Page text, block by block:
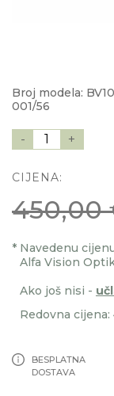
Broj modela:
001/56
- 1 +
CIJENA:
450,00
* Navedenu
Alfa Vision
Ako još nisi -
Redovna
BESPLATNA
DOSTAVA